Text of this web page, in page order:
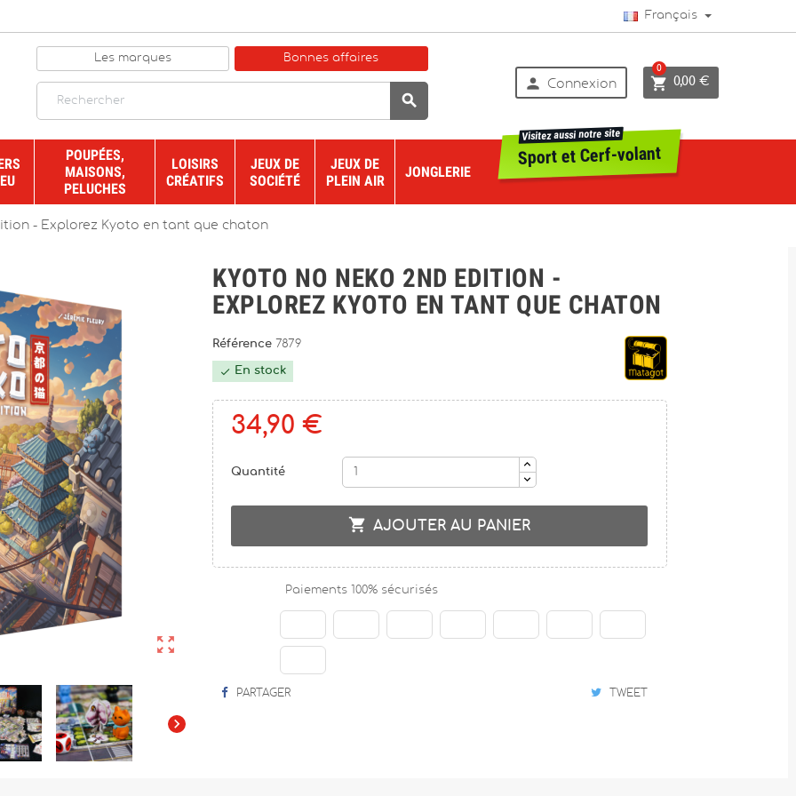
Français
Les marques Bonnes affaires

 Connexion  0,00 €
0
POUPÉES,
MAISONS,
PELUCHES
LOISIRS
CRÉATIFS
JEUX DE
SOCIÉTÉ
JEUX DE
PLEIN AIR
JONGLERIE
Sport et Cerf-volant
Visitez aussi notre site
- Explorez Kyoto en tant que chaton


KYOTO NO NEKO 2ND EDITION -
EXPLOREZ KYOTO EN TANT QUE CHATON
Référence 7879
 En stock
34,90 €
Quantité
 AJOUTER AU PANIER
Paiements 100% sécurisés
PARTAGER TWEET